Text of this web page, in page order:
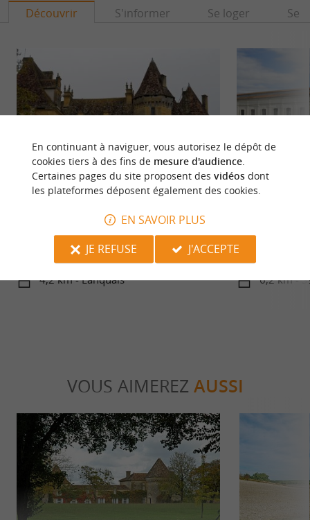
Découvrir S'informer Se loger Se
Le Château de Lanquais est une belle bâtisse de la
Renaissance, construite sur la rive sud de la
Dordogne, en ...
4,2 km - Lanquais
production
de Tuilières, ...
6,2 km -
VOUS AIMEREZ AUSSI
En continuant à naviguer, vous autorisez le dépôt de
cookies tiers à des fins de mesure d'audience.
Certaines pages du site proposent des vidéosdont
les plateformes déposent également des cookies.
EN SAVOIR PLUS
JE REFUSE
J'ACCEPTE